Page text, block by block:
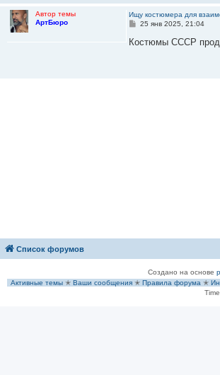
Автор темы
АртБюро
Ищу костюмера для
С
о
25 янв 2025, 21:04
Костюмы СССР
Список форумов
Создано на основе
Активные темы ✭ Ваши сообщения ✭ Правила форума ✭